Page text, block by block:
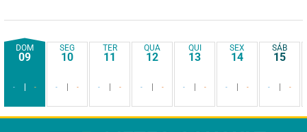
DOM
09
- -
SEG
10
- -
TER
11
- -
QUA
12
- -
QUI
13
- -
SEX
14
- -
SÁB
15
- -